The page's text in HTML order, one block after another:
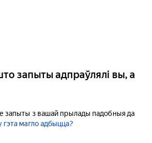
запыты адпраўлялі вы, а
запыты з вашай прылады падобныя да
гэта магло адбыцца?